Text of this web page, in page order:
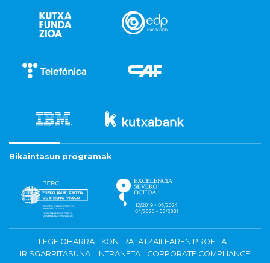
Bikaintasun programak
LEGE OHARRA
KONTRATATZAILEAREN PROFILA
IRISGARRITASUNA
INTRANETA CORPORATE COMPLIANCE